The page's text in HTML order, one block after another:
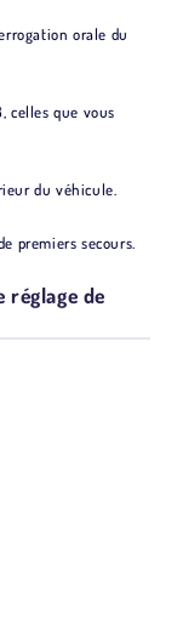
orale du
celles que vous
du véhicule.
premiers secours.
réglage de